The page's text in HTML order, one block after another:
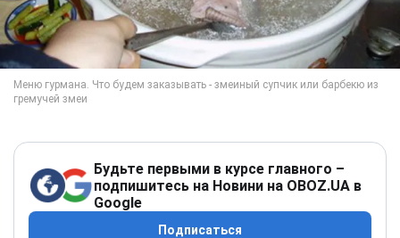
Будьте первыми в курсе главного –
подпишитесь на Новини на OBOZ.UA в
Google
Подписаться